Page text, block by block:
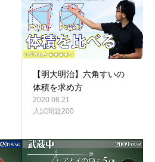
【明大明治】六角すいの
体積を求め方
2020.08.21
入試問題200